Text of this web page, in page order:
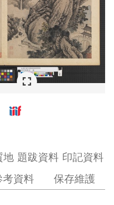
地 題跋資料 印記資料
考資料 保存維護